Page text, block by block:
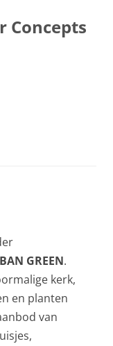
Concepts
GREEN.
kerk,
en planten
van